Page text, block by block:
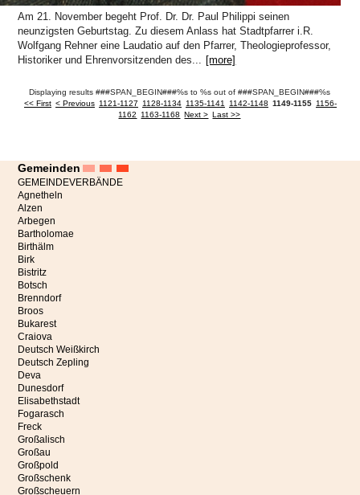
Am 21. November begeht Prof. Dr. Dr. Paul Philippi seinen
neunzigsten Geburtstag. Zu diesem Anlass hat Stadtpfarrer i.R.
Wolfgang Rehner eine Laudatio auf den Pfarrer, Theologieprofessor,
Historiker und Ehrenvorsitzenden des... [more]
Displaying results ###SPAN_BEGIN###%s to %s out of ###SPAN_BEGIN###%s
<< First < Previous 1121-1127 1128-1134 1135-1141 1142-1148 1149-1155 1156-
1162
1163-1168 Next > Last >>
Gemeinden
GEMEINDEVERBÄNDE
Agnetheln
Alzen
Arbegen
Bartholomae
Birthälm
Birk
Bistritz
Botsch
Brenndorf
Broos
Bukarest
Craiova
Deutsch Weißkirch
Deutsch Zepling
Deva
Dunesdorf
Elisabethstadt
Fogarasch
Freck
Großalisch
Großau
Großpold
Großschenk
Großscheuern